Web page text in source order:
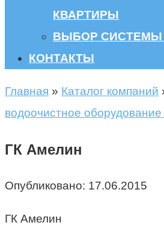
КВАРТИРЫ
ВЫБОР СИСТЕМЫ
КОНТАКТЫ
Главная » Каталог компаний
водоочистное
ГК Амелин
Опубликовано: 17.06.2015
ГК Амелин